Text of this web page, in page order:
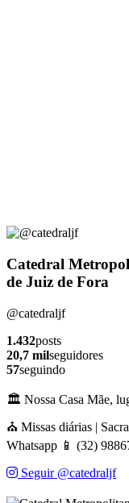
Catedral
de Juiz de Fora
@catedraljf
1.432posts
20,7 milseguidores
57seguindo
🏛️ Nossa Casa Mãe,
⛪ Missas diárias |
Whatsapp 📱 (32)
Seguir @catedraljf